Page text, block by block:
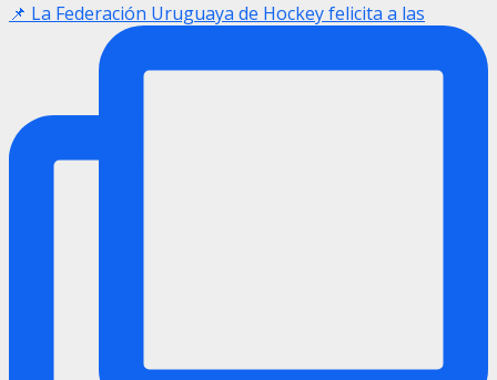
📌 La Federación Uruguaya de Hockey felicita a las